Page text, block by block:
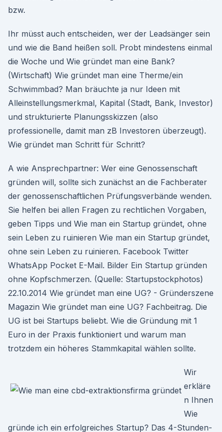
bzw.
Ihr müsst auch entscheiden, wer der Leadsänger sein
und wie die Band heißen soll. Probt mindestens einmal
die Woche und Wie gründet man eine Bank?
(Wirtschaft) Wie gründet man eine Therme/ein
Schwimmbad? Man bräuchte ja nur Ideen mit
Alleinstellungsmerkmal, Kapital (Stadt, Bank, Investor)
und strukturierte Planungsskizzen (also
professionelle, damit man zB Investoren überzeugt).
Wie gründet man Schritt für Schritt?
A wie Ansprechpartner: Wer eine Genossenschaft
gründen will, sollte sich zunächst an die Fachberater
der genossenschaftlichen Prüfungsverbände wenden.
Sie helfen bei allen Fragen zu rechtlichen Vorgaben,
geben Tipps und Wie man ein Startup gründet, ohne
sein Leben zu ruinieren Wie man ein Startup gründet,
ohne sein Leben zu ruinieren. Facebook Twitter
WhatsApp Pocket E-Mail. Bilder Ein Startup gründen
ohne Kopfschmerzen. (Quelle: Startupstockphotos)
22.10.2014 Wie gründet man eine UG? - Gründerszene
Magazin Wie gründet man eine UG? Fachbeitrag. Die
UG ist bei Startups beliebt. Wie die Gründung mit 1
Euro in der Praxis funktioniert und warum man
trotzdem ein höheres Stammkapital wählen sollte.
Wir
erkläre
n Ihnen
Wie
gründe ich ein erfolgreiches Startup? Das 4-Stunden-